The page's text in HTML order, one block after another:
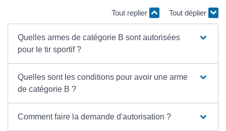
Tout replier Tout déplier
Quelles armes de catégorie B sont autorisées
pour le tir sportif ?
Quelles sont les conditions pour avoir une arme
de catégorie B ?
Comment faire la demande d'autorisation ?